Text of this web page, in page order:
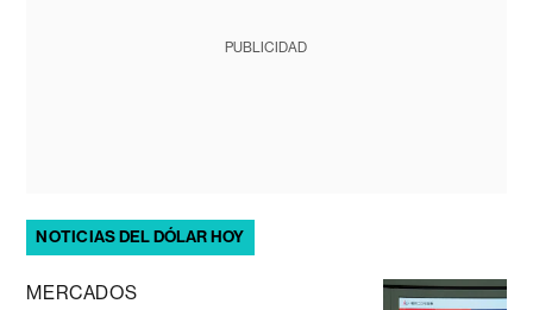
PUBLICIDAD
NOTICIAS DEL DÓLAR HOY
MERCADOS